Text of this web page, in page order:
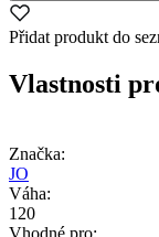
Přidat produkt do
Vlastnosti
Značka:
JO
Váha:
120